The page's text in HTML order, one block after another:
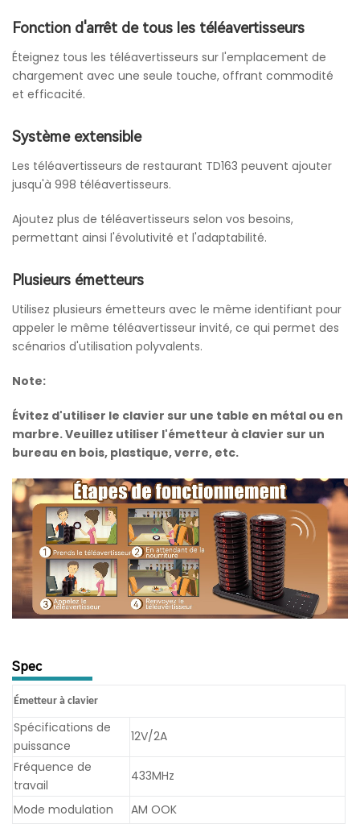
Fonction d'arrêt de tous les téléavertisseurs
Éteignez tous les téléavertisseurs sur l'emplacement de
chargement avec une seule touche, offrant commodité
et efficacité.
Système extensible
Les téléavertisseurs de restaurant TD163 peuvent ajouter
jusqu'à 998 téléavertisseurs.
Ajoutez plus de téléavertisseurs selon vos besoins,
permettant ainsi l'évolutivité et l'adaptabilité.
Plusieurs émetteurs
Utilisez plusieurs émetteurs avec le même identifiant pour
appeler le même téléavertisseur invité, ce qui permet des
scénarios d'utilisation polyvalents.
Note:
Évitez d'utiliser le clavier sur une table en métal ou en
marbre. Veuillez utiliser l'émetteur à clavier sur un
bureau en bois, plastique, verre, etc.
Spec
Émetteur à clavier
Spécifications de
puissance
12V/2A
Fréquence de
travail
433MHz
Mode modulation
AM OOK